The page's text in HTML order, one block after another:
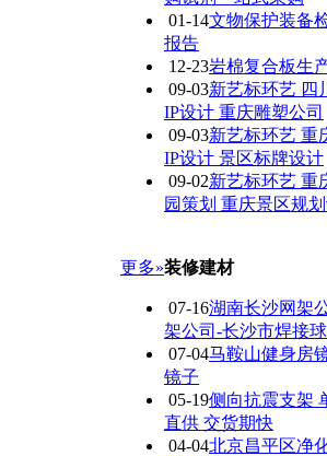
01-14文物保护装备
报告
12-23岩棉复合板生
09-03新艺标环艺 四
IP设计 重庆雕塑公司
09-03新艺标环艺 重
IP设计 景区标牌设计
09-02新艺标环艺 重
园策划 重庆景区规
更多»装修建材
07-16湖南长沙网架
架公司-长沙市焊接
07-04马鞍山健身房
镜子
05-19侧向抗震支架
直供 交货期快
04-04北京昌平区净